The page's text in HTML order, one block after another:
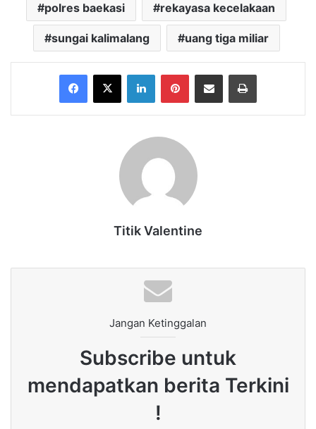
polres baekasi rekayasa kecelakaan
sungai kalimalang uang tiga miliar
Facebook
X LinkedInPinterestShare via Email Print
Titik Valentine
Jangan Ketinggalan
Subscribe untuk
mendapatkan berita Terkini
!